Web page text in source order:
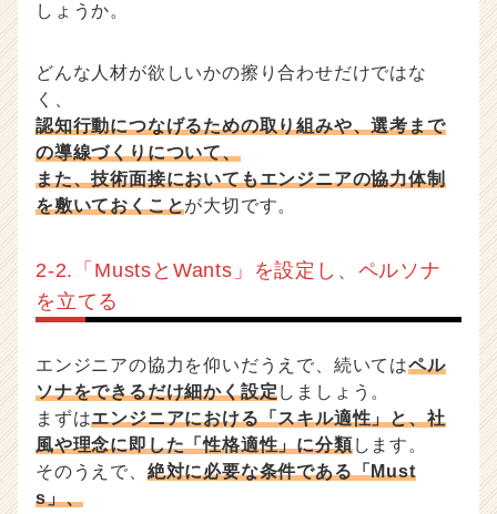
しょうか。
どんな人材が欲しいかの擦り合わせだけではな
く、
認知行動につなげるための取り組みや、選考まで
の導線づくりについて、
また、技術面接においてもエンジニアの協力体制
を敷いておくことが大切です。
2-2.「MustsとWants」を設定し、ペルソナ
を立てる
エンジニアの協力を仰いだうえで、続いてはペル
ソナをできるだけ細かく設定しましょう。
まずはエンジニアにおける「スキル適性」と、社
風や理念に即した「性格適性」に分類します。
そのうえで、 絶対に必要な条件である「Must
s」、